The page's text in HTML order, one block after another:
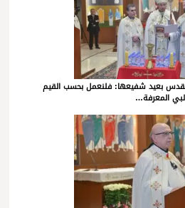
بعيد شفيعها: فلنعمل بحسب القيم
المعرفة…